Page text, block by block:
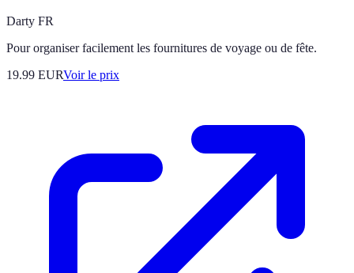
Darty FR
Pour organiser facilement les fournitures de voyage ou de fête.
19.99 EURVoir le prix